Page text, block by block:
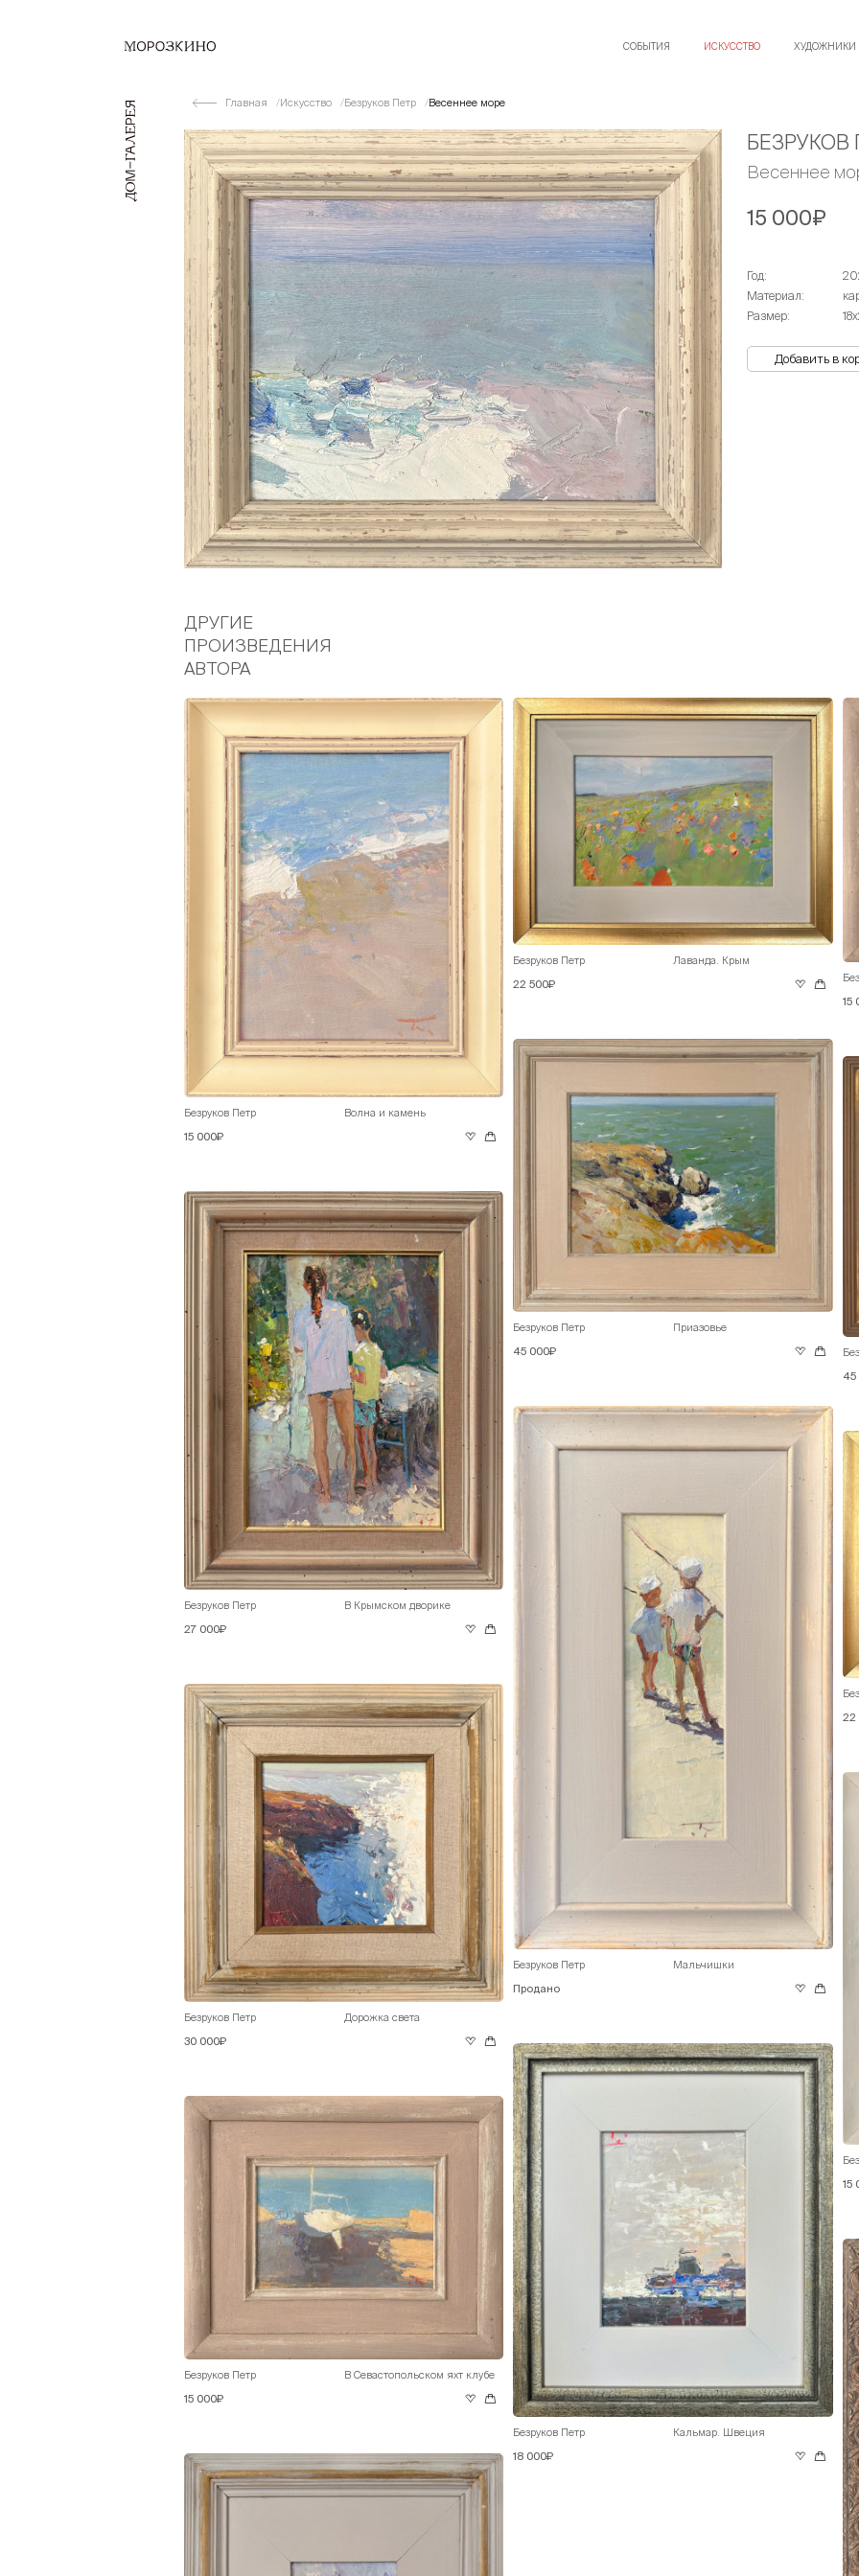
СОБЫТИЯ ИСКУССТВО ХУДОЖНИКИ
Главная Искусство Безруков Петр Весеннее море
БЕЗРУКОВ
Весеннее
15 000₽
Год:
Материал:
Размер:
Добавить в
ДРУГИЕ
ПРОИЗВЕДЕНИЯ
АВТОРА
Безруков Петр Волна и камень
15 000₽
Безруков Петр Лаванда. Крым
22 500₽
15
Безруков Петр Приазовье
45 000₽
45
Безруков Петр В Крымском дворике
27 000₽
Безруков Петр Мальчишки
Продано
22
Безруков Петр Дорожка света
30 000₽
15
Безруков Петр Кальмар. Швеция
18 000₽
Безруков Петр В Севастопольском яхт клубе
15 000₽